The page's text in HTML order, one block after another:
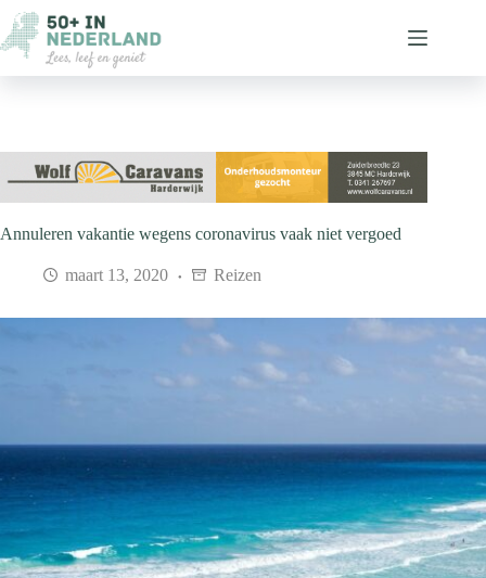
naar
de
inhoud
Annuleren vakantie wegens coronavirus vaak niet vergoed
maart 13, 2020 Reizen